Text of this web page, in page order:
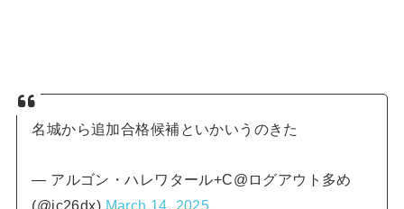
名城から追加合格候補といかいうのきた
— アルゴン・ハレワタール+C@ログアウト多め
(@jc26dx) March 14, 2025